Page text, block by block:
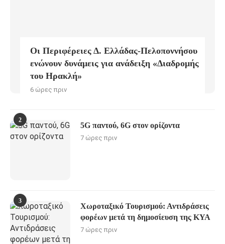
Οι Περιφέρειες Δ. Ελλάδας-Πελοποννήσου
ενώνουν δυνάμεις για ανάδειξη «Διαδρομής
του Ηρακλή»
6 ώρες πριν
2
5G παντού, 6G στον ορίζοντα
7 ώρες πριν
3
Χωροταξικό Τουρισμού: Αντιδράσεις
φορέων μετά τη δημοσίευση της ΚΥΑ
7 ώρες πριν